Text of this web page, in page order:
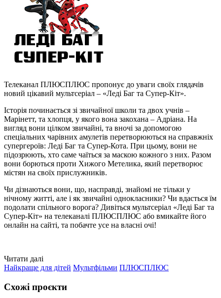
Телеканал ПЛЮСПЛЮС пропонує до уваги своїх глядачів
новий цікавий мультсеріал – «Леді Баг та Супер-Кіт».
Історія починається зі звичайної школи та двох учнів –
Марінетт, та хлопця, у якого вона закохана – Адріана. На
вигляд вони цілком звичайні, та вночі за допомогою
спеціальних чарівних амулетів перетворюються на справжніх
супергероїв: Леді Баг та Супер-Кота. При цьому, вони не
підозрюють, хто саме чаїться за маскою кожного з них. Разом
вони борються проти Хижого Метелика, який перетворює
містян на своїх прислужників.
Чи дізнаються вони, що, насправді, знайомі не тільки у
нічному житті, але і як звичайні однокласники? Чи вдасться їм
подолати спільного ворога? Дивіться мультсеріал «Леді Баг та
Супер-Кіт» на телеканалі ПЛЮСПЛЮС або вмикайте його
онлайн на сайті, та побачте усе на власні очі!
Читати далі
Найкраще для дітей Мультфільми ПЛЮСПЛЮС
Схожі проєкти